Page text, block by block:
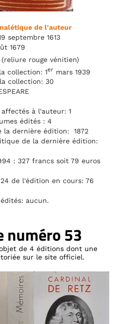
de l'auteur
septembre 1613
1679
rouge vénitien)
collection: 1er mars 1939
collection: 30
à l'auteur: 1
édités : 4
la dernière édition: 1872
de la dernière édition:
: 327 francs soit 79 euros
de l'édition en cours: 76
aucun.
numéro 53
de 4 éditions dont une
sur le site officiel.